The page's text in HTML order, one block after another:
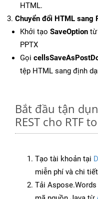
HTML.
Chuyển đổi HTML sang
Khởi tạo SaveOption từ
PPTX
Gọi
tệp HTML sang định
Bắt đầu tận
REST cho RTF
Tạo tài khoản tại
miễn phí và chi
Tải